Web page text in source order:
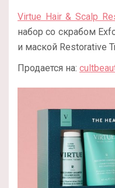
Virtue Hair & Scalp
набор со скрабом
и маской Restorative
Продается на: